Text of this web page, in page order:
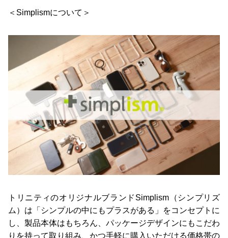
＜Simplismについて＞
トリニティのオリジナルブランドSimplism（シンプリズ
ム）は「シンプルの中にもプラスがある」をコンセプトに
し、製品本体はもちろん、パッケージデザインにもこだわ
りを持って取り組み、かつ手軽に購入いただける価格帯の